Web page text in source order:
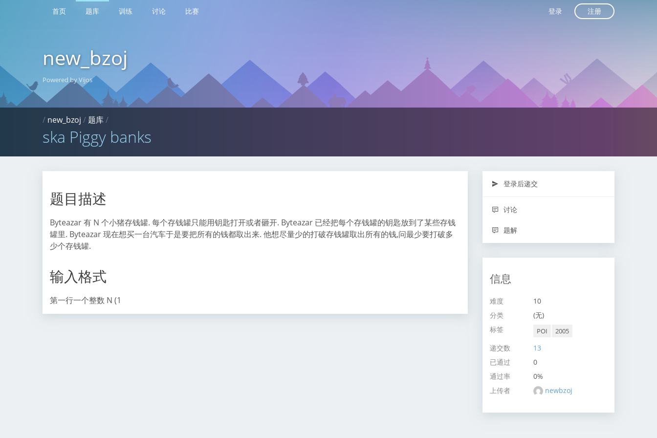
首页 题库 训练 讨论 比赛 登录 注册
new_bzoj
Powered by Vijos
/ new_bzoj /题库/
ska Piggy banks
题目描述
Byteazar 有 N 个小猪存钱罐. 每个存钱罐只能用钥匙打开或者砸开. Byteazar 已经把每个存钱罐的钥匙放到了某些存钱
罐里. Byteazar 现在想买一台汽车于是要把所有的钱都取出来. 他想尽量少的打破存钱罐取出所有的钱,问最少要打破多
少个存钱罐.
输入格式
第一行一个整数 N (1
登录后递交
讨论
题解
信息
难度
10
分类
(无)
标签
POI 2005
递交数
13
已通过
0
通过率
0%
上传者
newbzoj